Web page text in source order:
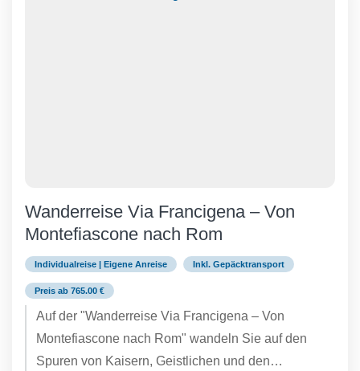
Wanderreise Via Francigena – Von
Montefiascone nach Rom
Individualreise | Eigene Anreise Inkl. Gepäcktransport
Preis ab 765.00 €
Auf der "Wanderreise Via Francigena – Von
Montefiascone nach Rom" wandeln Sie auf den
Spuren von Kaisern, Geistlichen und den